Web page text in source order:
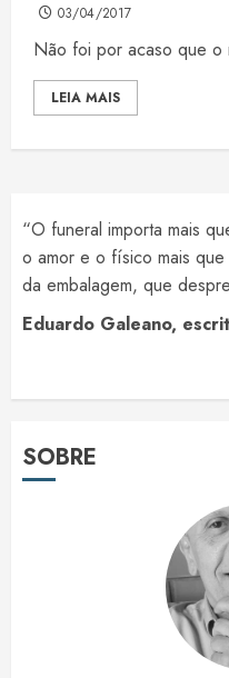
03/04/2017
Não foi por acaso que o
LEIA MAIS
“O funeral importa mais
o amor e o físico mais
da embalagem, que
Eduardo Galeano,
SOBRE